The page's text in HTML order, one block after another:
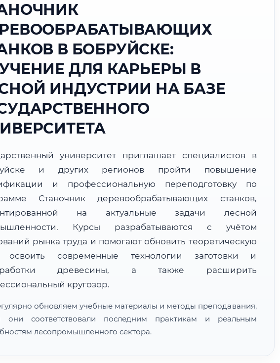
В БОБРУЙСКЕ:
ДЛЯ КАРЬЕРЫ В
ИНДУСТРИИ НА БАЗЕ
университет приглашает специалистов в
и других регионов пройти повышение
и профессиональную переподготовку по
Станочник деревообрабатывающих станков,
на актуальные задачи лесной
Курсы разрабатываются с учётом
рынка труда и помогают обновить теоретическую
освоить современные технологии заготовки и
древесины, а также расширить
кругозор.
обновляем учебные материалы и методы преподавания,
они соответствовали последним практикам и реальным
лесопромышленного сектора.